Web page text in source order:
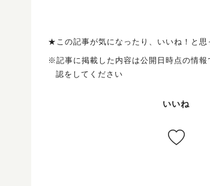
★この記事が気になったり、いいね！と思
※記事に掲載した内容は公開日時点の情
認をしてください
いいね